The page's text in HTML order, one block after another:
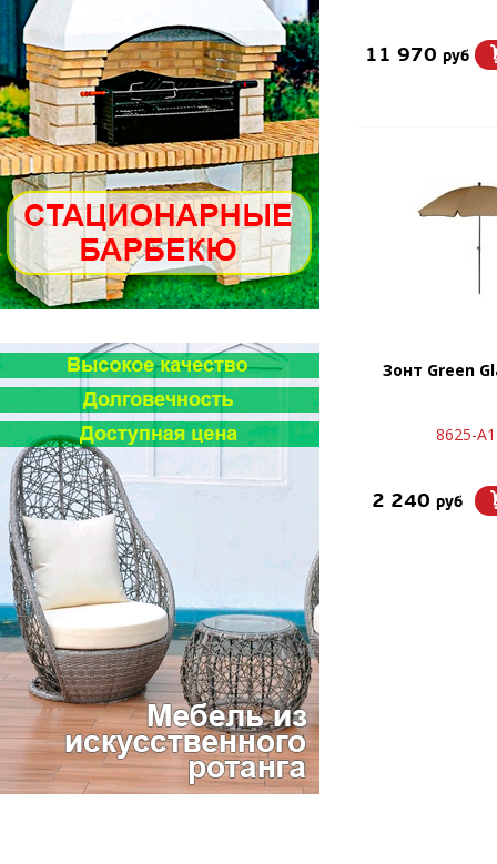
11 970 руб
Зонт Green
8625-
2 240 руб